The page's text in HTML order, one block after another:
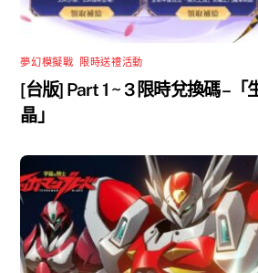
夢幻模擬戰 限時送禮活動
[台版] Part 1 ~ 3 限時兌換碼 –「
晶」